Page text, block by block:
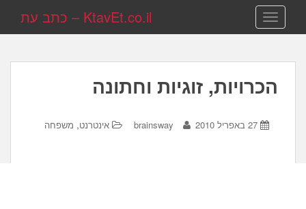
TOGGLE NAVIGATION KtavEt.co.il – כתב עת
הכרויות, זוגיות וחתונה
27 באפריל 2010 brainsway אינטרנט, משפחה